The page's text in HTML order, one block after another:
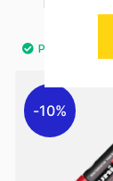
10%